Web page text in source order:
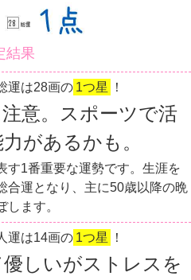
結果
運は28画の 1つ星 ！
意。スポーツで活
があるかも。
す1番重要な運勢です。生涯を
合運となり、主に50歳以降の晩
します。
運は14画の 1つ星 ！
優しいがストレスを